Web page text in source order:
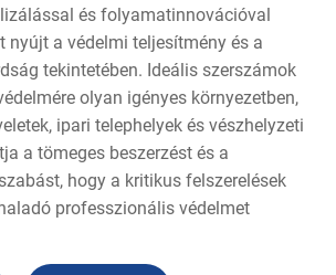
és folyamatinnovációval
nyújt a védelmi teljesítmény és a
tekintetében. Ideális szerszámok
olyan igényes környezetben,
ipari telephelyek és vészhelyzeti
a tömeges beszerzést és a
hogy a kritikus felszerelések
professzionális védelmet